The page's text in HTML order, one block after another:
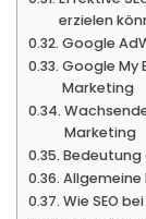
erzielen
Google
Google My
Marketing
Marketing
Wie SEO